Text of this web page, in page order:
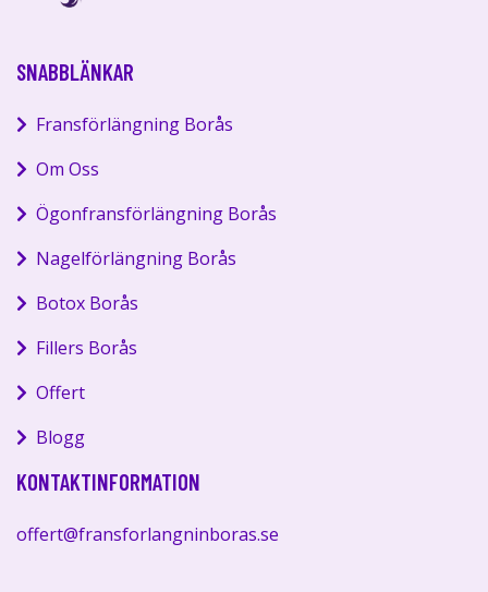
SNABBLÄNKAR
Fransförlängning Borås
Om Oss
Ögonfransförlängning Borås
Nagelförlängning Borås
Botox Borås
Fillers Borås
Offert
Blogg
KONTAKTINFORMATION
offert@fransforlangninboras.se